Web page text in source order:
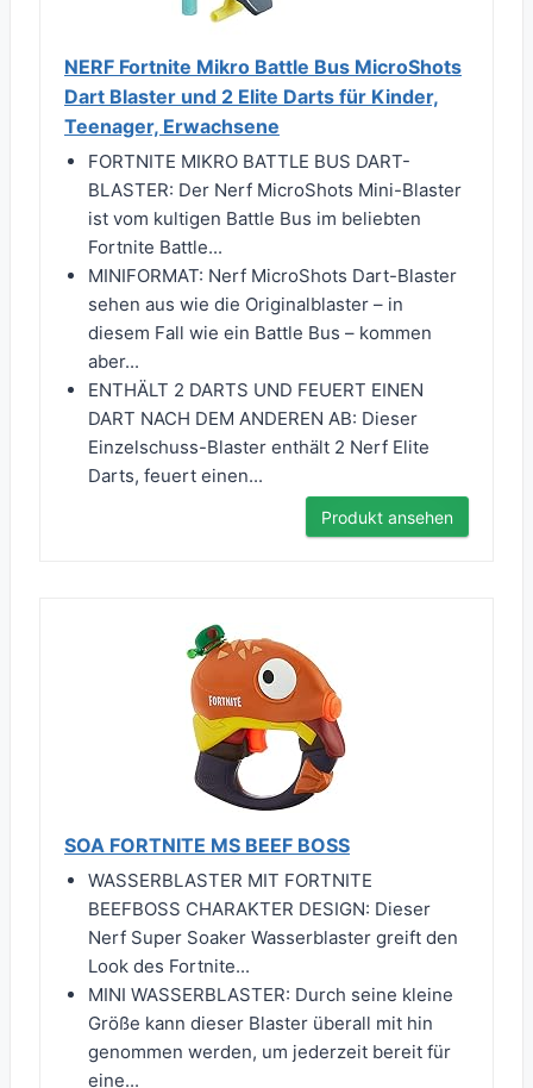
NERF Fortnite Mikro Battle Bus MicroShots
Dart Blaster und 2 Elite Darts für Kinder,
Teenager, Erwachsene
FORTNITE MIKRO BATTLE BUS DART-
BLASTER: Der Nerf MicroShots Mini-Blaster
ist vom kultigen Battle Bus im beliebten
Fortnite Battle...
MINIFORMAT: Nerf MicroShots Dart-Blaster
sehen aus wie die Originalblaster – in
diesem Fall wie ein Battle Bus – kommen
aber...
ENTHÄLT 2 DARTS UND FEUERT EINEN
DART NACH DEM ANDEREN AB: Dieser
Einzelschuss-Blaster enthält 2 Nerf Elite
Darts, feuert einen...
Produkt ansehen
SOA FORTNITE MS BEEF BOSS
WASSERBLASTER MIT FORTNITE
BEEFBOSS CHARAKTER DESIGN: Dieser
Nerf Super Soaker Wasserblaster greift den
Look des Fortnite...
MINI WASSERBLASTER: Durch seine kleine
Größe kann dieser Blaster überall mit hin
genommen werden, um jederzeit bereit für
eine...